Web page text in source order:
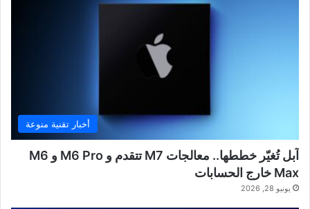
أخبار تقنية منوعة
آبل تُغيّر خططها.. معالجات M7 تتقدم و M6 Pro و M6
Max خارج الحسابات
يونيو 28, 2026